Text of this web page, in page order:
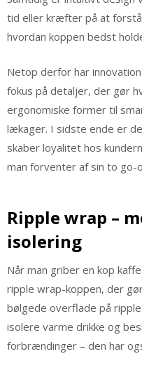
tid eller kræfter på at
hvordan koppen bedst
Netop derfor har
fokus på detaljer, der gør
ergonomiske former til
lækager. I sidste ende er
skaber loyalitet hos
man forventer af sin to go-
Ripple wrap –
isolering
Når man griber en kop
ripple wrap-koppen, der
bølgede overflade på
isolere varme drikke og
forbrændinger – den har